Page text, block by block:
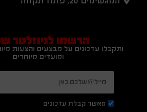
הרשמו לניוזלטר
ותקבלו עדכונים על מבצעים והצעות
ומועדים מיוחדים
מאשר קבלת עדכונים